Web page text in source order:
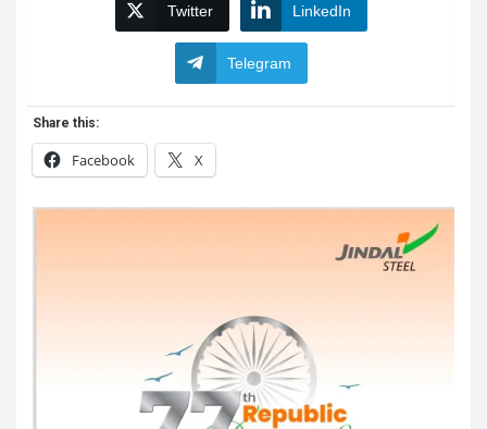
Twitter LinkedIn
Telegram
Share this:
Facebook X